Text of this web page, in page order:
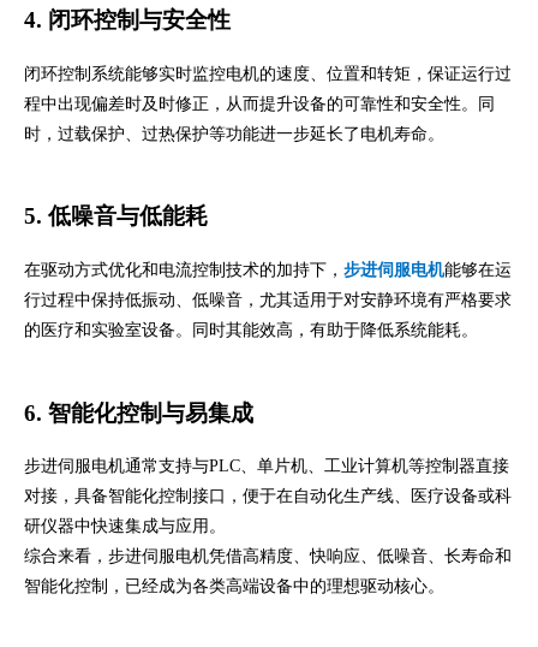
4. 闭环控制与安全性
闭环控制系统能够实时监控电机的速度、位置和转矩，保证运行过
程中出现偏差时及时修正，从而提升设备的可靠性和安全性。同
时，过载保护、过热保护等功能进一步延长了电机寿命。
5. 低噪音与低能耗
在驱动方式优化和电流控制技术的加持下， 步进伺服电机能够在运
行过程中保持低振动、低噪音，尤其适用于对安静环境有严格要求
的医疗和实验室设备。同时其能效高，有助于降低系统能耗。
6. 智能化控制与易集成
步进伺服电机通常支持与PLC、单片机、工业计算机等控制器直接
对接，具备智能化控制接口，便于在自动化生产线、医疗设备或科
研仪器中快速集成与应用。
综合来看，步进伺服电机凭借高精度、快响应、低噪音、长寿命和
智能化控制，已经成为各类高端设备中的理想驱动核心。